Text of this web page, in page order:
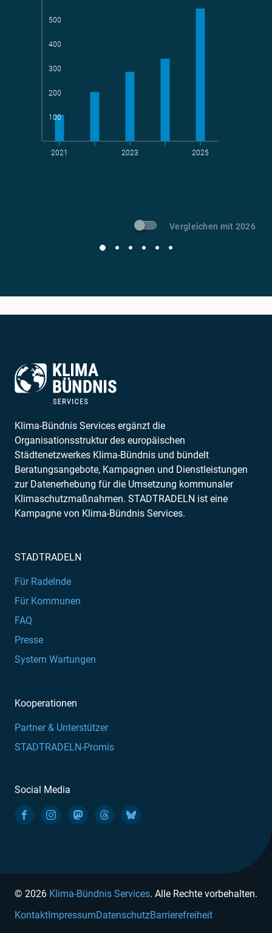
-Vermeidung
2021 2023 2025
100
200
300
400
500
Vergleichen mit 2026
Klima-Bündnis Services ergänzt die
Organisationsstruktur des europäischen
Städtenetzwerkes Klima-Bündnis und bündelt
Beratungsangebote, Kampagnen und Dienstleistungen
zur Datenerhebung für die Umsetzung kommunaler
Klimaschutzmaßnahmen. STADTRADELN ist eine
Kampagne von Klima-Bündnis Services.
STADTRADELN
Für Radelnde
Für Kommunen
FAQ
Presse
System Wartungen
Kooperationen
Partner & Unterstützer
STADTRADELN-Promis
Social Media
© 2026 Klima-Bündnis Services. Alle Rechte vorbehalten.
KontaktImpressumDatenschutzBarrierefreiheit